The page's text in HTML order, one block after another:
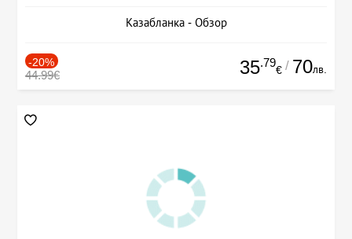
Казабланка - Обзор
-20%
44.99€ 35.79
€ / 70лв.